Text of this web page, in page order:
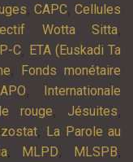
, CAPC,Cellules
Wotta Sitta,
C, ETA (Euskadi Ta
, Fonds monétaire
, Internationale
rouge, Jésuites,
, La Parole au
, MLPD, MLSPB,